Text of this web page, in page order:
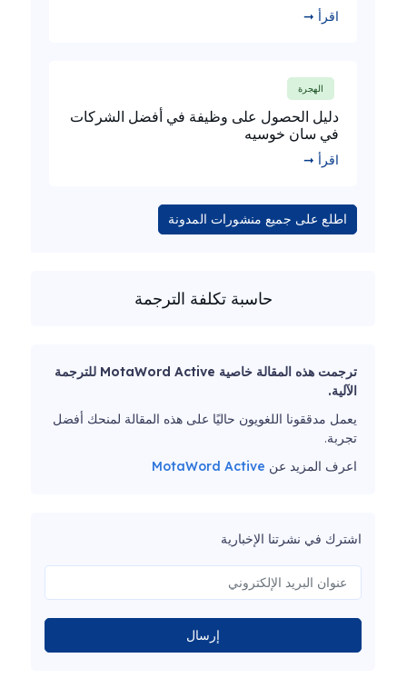
اقرأ ➞
الهجرة
دليل الحصول على وظيفة في أفضل الشركات
في سان خوسيه
اقرأ ➞
اطلع على جميع منشورات المدونة
حاسبة تكلفة الترجمة
ترجمت هذه المقالة خاصية MotaWord Active للترجمة
الآلية.
يعمل مدققونا اللغويون حاليًا على هذه المقالة لمنحك أفضل
تجربة.
اعرف المزيد عن MotaWord Active
اشترك في نشرتنا الإخبارية
إرسال